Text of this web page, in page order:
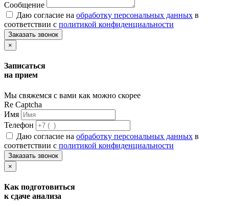
Сообщение
Даю согласие на обработку персональных данных в
соответствии с политикой конфиденциальности
Заказать звонок
×
Записаться
на прием
Мы свяжемся с вами как можно скорее
Re Captcha
Имя
Телефон
Даю согласие на обработку персональных данных в
соответствии с политикой конфиденциальности
Заказать звонок
×
Как подготовиться
к сдаче анализа